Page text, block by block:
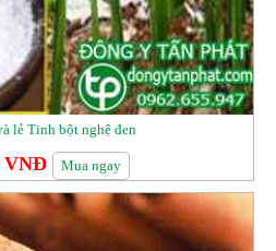
lẻ Tinh bột nghệ đen
VNĐ Mua ngay